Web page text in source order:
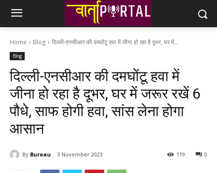
Home Blog दिल्ली-एनसीआर की दमघोंटू हवा में जीना हो रहा है दूभर, घर में...
Blog
दिल्ली-एनसीआर की दमघोंटू हवा में
जीना हो रहा है दूभर, घर में जरूर रखें 6
पौधे, साफ होगी हवा, सांस लेना होगा
आसान
By Bureau 3 November 2023 0
119